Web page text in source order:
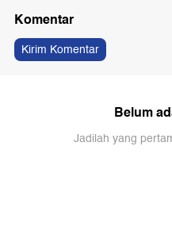
Komentar
Kirim Komentar
Belum
Jadilah yang